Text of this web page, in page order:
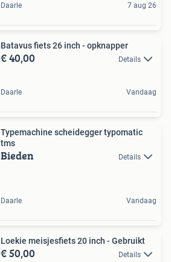
Daarle 7 aug 26
Batavus fiets 26 inch - opknapper
€ 40,00 Details
Daarle Vandaag
Typemachine scheidegger typomatic
tms
Bieden Details
Daarle Vandaag
Loekie meisjesfiets 20 inch - Gebruikt
€ 50,00 Details